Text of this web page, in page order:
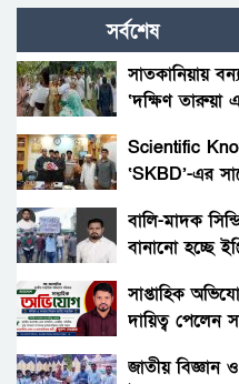
খুলনায় যুবকের
সর্বশেষ
সাতকানিয়ায়
‘দক্ষিণ তারুয়া
Scientific
‘SKBD’-এর
বালি-মাদক
বানানো হচ্ছে
সাপ্তাহিক
দায়িত্ব পেলেন
জাতীয় বিজ্ঞান